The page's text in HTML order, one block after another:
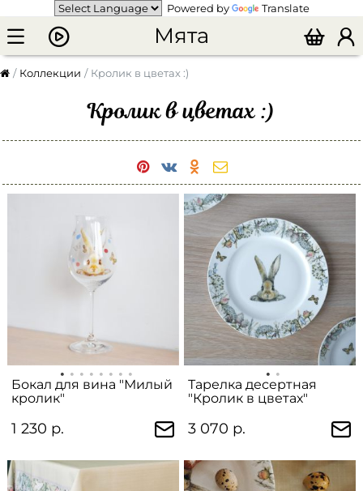
Powered by Translate
Мята
Коллекции Кролик в цветах :)
Кролик в цветах :)
Бокал для вина "Милый
кролик"
1 230 р.
Тарелка десертная
"Кролик в цветах"
3 070 р.